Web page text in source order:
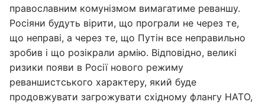
православним комунізмом вимагатиме реваншу.
Росіяни будуть вірити, що програли не через те,
що неправі, а через те, що Путін все неправильно
зробив і що розікрали армію. Відповідно, великі
ризики появи в Росії нового режиму
реваншистського характеру, який буде
продовжувати загрожувати східному флангу НАТО,